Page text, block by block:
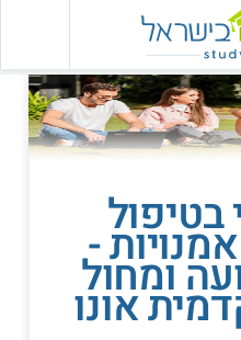
בטיפול-
ומחול
אונו